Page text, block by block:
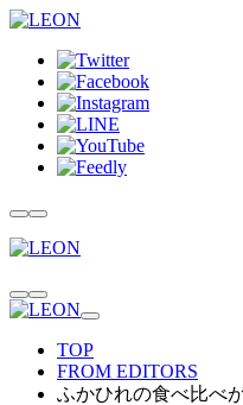
TOP
FROM EDITORS
ふかひれの食べ比べ